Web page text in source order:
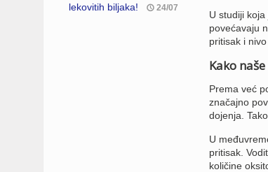
lekovitih biljaka!
24/07
U studiji
povećavaju
pritisak i
Kako
Prema već
značajno
dojenja.
U
pritisak.
količine